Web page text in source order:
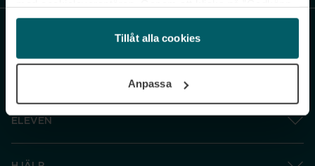
och gå vidare” accepterar du samtliga cookies medan du
under ”Inställningar” kan anpassa användningen av
cookies. Du kan återkalla ditt samtycke när som helst.
Tillåt alla cookies
Anpassa
ELEVEN